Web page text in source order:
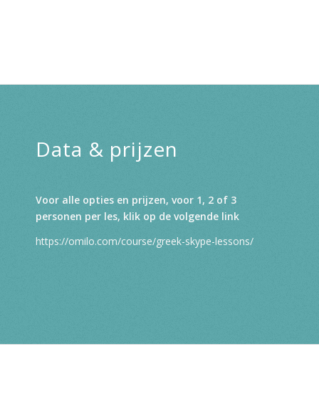
Data & prijzen
Voor alle opties en prijzen, voor 1, 2 of 3
personen per les, klik op de volgende link
https://omilo.com/course/greek-skype-lessons/